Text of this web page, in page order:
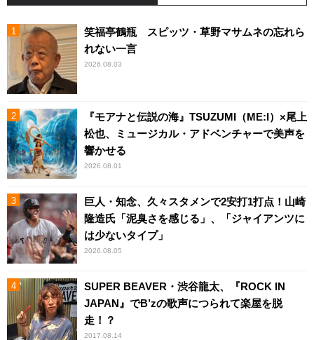
笑福亭鶴瓶 スピッツ・草野マサムネの忘れら
れない一言
2026.08.03
『モアナと伝説の海』TSUZUMI（ME:I）×尾上
松也、ミュージカル・アドベンチャーで美声を
響かせる
2026.08.01
巨人・知念、久々スタメンで2安打1打点！山崎
隆造氏「泥臭さを感じる」、「ジャイアンツに
は少ないタイプ」
2026.08.05
SUPER BEAVER・渋谷龍太、『ROCK IN
JAPAN』でB’zの歌声につられて楽屋を脱
走！？
2017.08.14